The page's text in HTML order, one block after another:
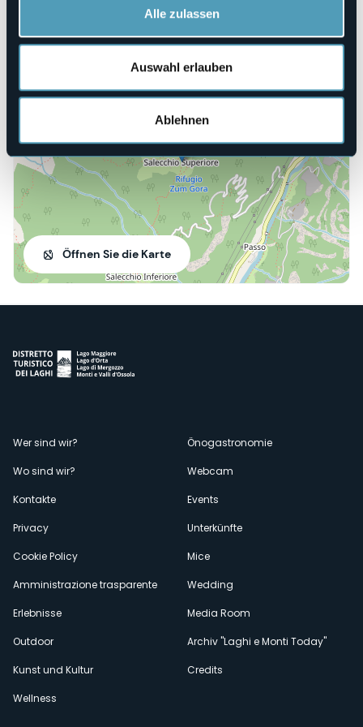
Alle zulassen
Auswahl erlauben
Ablehnen
28866 - Premia (VB)
Öffnen Sie die Karte
Menù
secondario
Wer sind wir?
Wo sind wir?
Kontakte
Privacy
Cookie Policy
Amministrazione trasparente
Erlebnisse
Outdoor
Kunst und Kultur
Wellness
Önogastronomie
Webcam
Events
Unterkünfte
Mice
Wedding
Media Room
Archiv "Laghi e Monti Today"
Credits